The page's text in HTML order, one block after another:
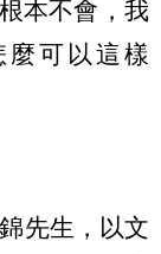
本不會，我
麼可以這樣
先生，以文